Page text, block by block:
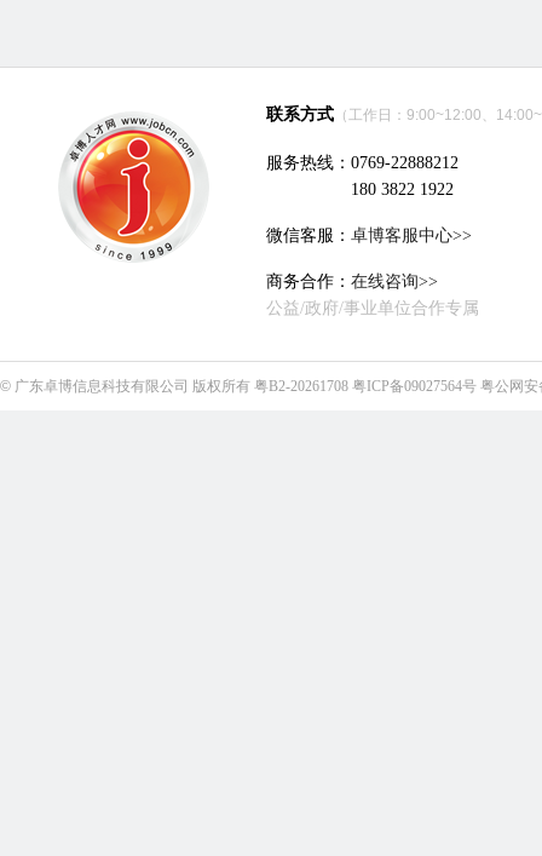
联系方式 （工作日：9:00~12:00、
服务热线：0769-22888212
180 3822 1922
微信客服： 卓博客服中心>>
商务合作： 在线咨询>>
公益/政府/事业单位合作专属
© 广东卓博信息科技有限公司 版权所有 粤B2-20261708 粤ICP备09027564号 粤公网安